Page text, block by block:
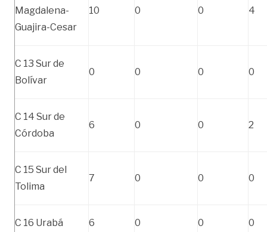
Magdalena-
Guajira-Cesar
10 0 0 4
C 13 Sur de
Bolívar
0 0 0 0
C 14 Sur de
Córdoba
6 0 0 2
C 15 Sur del
Tolima
7 0 0 0
C 16 Urabá 6 0 0 0